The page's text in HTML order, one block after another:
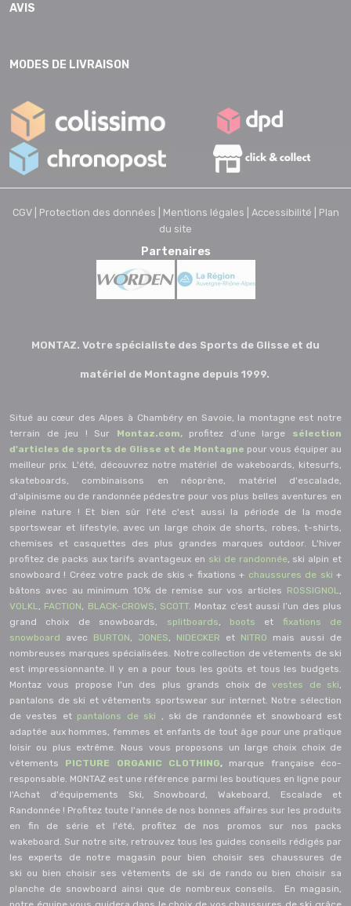
AVIS
MODES DE LIVRAISON
CGV | Protection des données | Mentions légales | Accessibilité | Plan
du site
Partenaires
MONTAZ. Votre spécialiste des Sports de Glisse et du
matériel de Montagne depuis 1999.
Situé au cœur des Alpes à Chambéry en Savoie, la montagne est notre
terrain de jeu ! Sur Montaz.com, profitez d’une large sélection
d'articles de sports de Glisse et de Montagne pour vous équiper au
meilleur prix. L'été, découvrez notre matériel de wakeboards, kitesurfs,
skateboards, combinaisons en néoprène, matériel d'escalade,
d'alpinisme ou de randonnée pédestre pour vos plus belles aventures en
pleine nature ! Et bien sûr l'été c'est aussi la période de la mode
sportswear et lifestyle, avec un large choix de shorts, robes, t-shirts,
chemises et casquettes des plus grandes marques outdoor. L'hiver
profitez de packs aux tarifs avantageux en ski de randonnée, ski alpin et
snowboard ! Créez votre pack de skis + fixations + chaussures de ski+
bâtons avec au minimum 10% de remise sur vos articles ROSSIGNOL,
VOLKL, FACTION, BLACK-CROWS, SCOTT. Montaz c’est aussi l’un des plus
grand choix de snowboards,
splitboards, boots et fixations de
snowboard avec BURTON, JONES, NIDECKER et NITRO mais aussi de
nombreuses marques spécialisées. Notre collection de vêtements de ski
est impressionnante. Il y en a pour tous les goûts et tous les budgets.
Montaz vous propose l'un des plus grands choix devestes de ski,
pantalons de ski et vêtements sportswear sur internet. Notre sélection
de vestes etpantalons de ski , ski de randonnée et snowboard est
adaptée aux hommes, femmes et enfants de tout âge pour une pratique
loisir ou plus extrême. Nous vous proposons un large choix choix de
vêtements PICTURE ORGANIC CLOTHING, marque française éco-
responsable. MONTAZ est une référence parmi les boutiques en ligne pour
l'Achat d'équipements Ski, Snowboard, Wakeboard, Escalade et
Randonnée ! Profitez toute l'année de nos bonnes affaires sur les produits
en fin de série et l'été, profitez de nos promos sur nos packs
wakeboard. Sur notre site, retrouvez tous les guides conseils rédigés par
les experts de notre magasin pour bien choisir ses chaussures de
ski ou bien choisir ses vêtements de ski de rando ou bien choisir sa
planche de snowboard ainsi que de nombreux conseils. En magasin,